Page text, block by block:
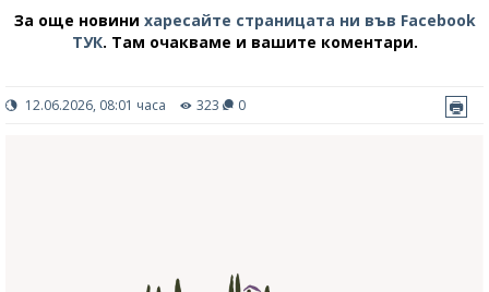
За още новини харесайте страницата ни във Facebook
ТУК. Там очакваме и вашите коментари.
12.06.2026, 08:01 часа 323 0